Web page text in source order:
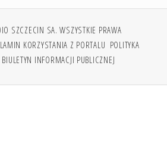
SZCZECIN SA. WSZYSTKIE PRAWA
KORZYSTANIA Z PORTALU POLITYKA
BIULETYN INFORMACJI PUBLICZNEJ